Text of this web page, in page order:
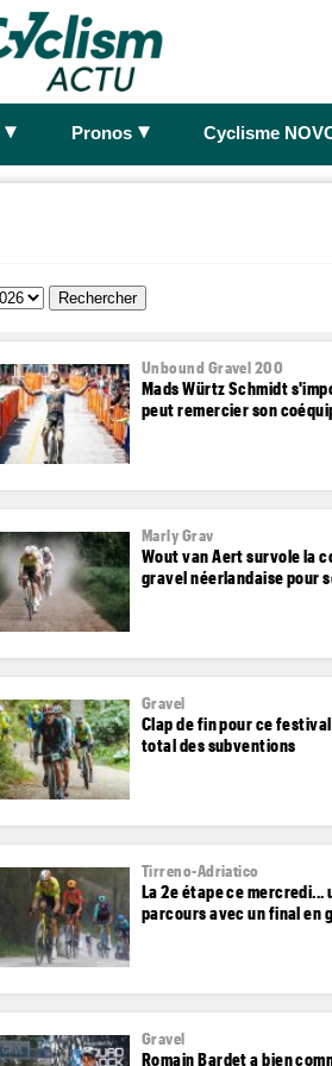
► Pronos ► Cyclisme
Unbound Gravel 200
Mads Würtz Schmidt
peut remercier son
Marly Grav
Wout van Aert survole la
gravel néerlandaise pour
Gravel
Clap de fin pour ce
total des subventions
Tirreno-Adriatico
La 2e étape ce mercredi...
parcours avec un final en
Gravel
Romain Bardet a bien